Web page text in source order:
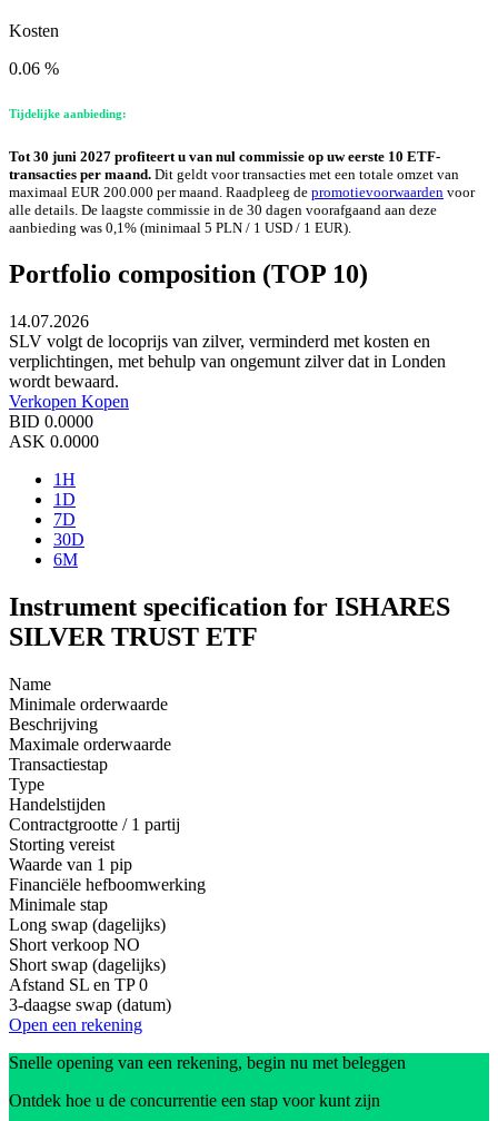
Kosten
0.06 %
Tijdelijke aanbieding:
Tot 30 juni 2027 profiteert u van nul commissie op uw eerste 10 ETF-
transacties per maand. Dit geldt voor transacties met een totale omzet van
maximaal EUR 200.000 per maand. Raadpleeg de promotievoorwaarden voor
alle details. De laagste commissie in de 30 dagen voorafgaand aan deze
aanbieding was 0,1% (minimaal 5 PLN / 1 USD / 1 EUR).
Portfolio composition (TOP 10)
14.07.2026
SLV volgt de locoprijs van zilver, verminderd met kosten en
verplichtingen, met behulp van ongemunt zilver dat in Londen
wordt bewaard.
Verkopen Kopen
BID 0.0000
ASK 0.0000
1H
1D
7D
30D
6M
Instrument specification for ISHARES
SILVER TRUST ETF
Name
Minimale orderwaarde
Beschrijving
Maximale orderwaarde
Transactiestap
Type
Handelstijden
Contractgrootte / 1 partij
Storting vereist
Waarde van 1 pip
Financiële hefboomwerking
Minimale stap
Long swap (dagelijks)
Short verkoop NO
Short swap (dagelijks)
Afstand SL en TP 0
3-daagse swap (datum)
Open een rekening
Snelle opening van een rekening, begin nu met beleggen
Ontdek hoe u de concurrentie een stap voor kunt zijn